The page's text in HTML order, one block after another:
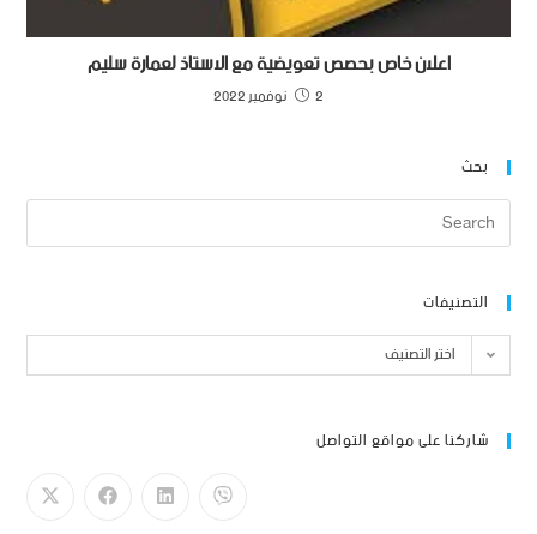
اعلان خاص بحصص تعويضية مع الاستاذ لعمارة سليم
2 نوفمبر 2022
بحث
التصنيفات
اختر التصنيف
شاركنا على مواقع التواصل